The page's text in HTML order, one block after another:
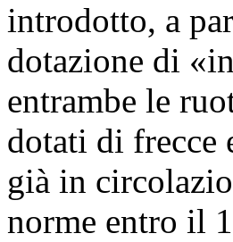
introdotto, a
dotazione di
entrambe le
dotati di frecce
già in
norme entro il